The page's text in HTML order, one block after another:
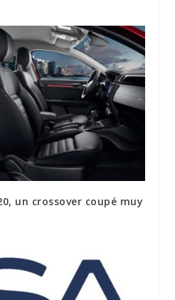
un crossover coupé muy